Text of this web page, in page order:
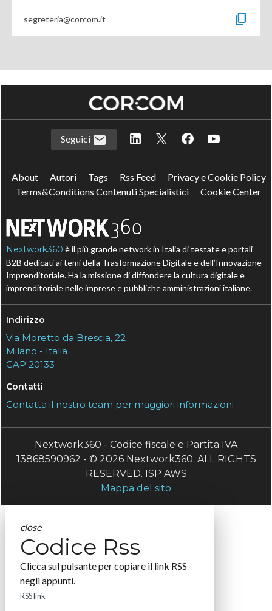
segreteria@corcom.it content_copy
Seguici
About Autori Tags Rss Feed
Privacy e Cookie Policy
Terms&Conditions Contenuti Specialistici
Cookie Center
Nextwork360 è il più grande network in Italia di testate e portali
B2B dedicati ai temi della Trasformazione Digitale e dell’Innovazione
Imprenditoriale. Ha la missione di diffondere la cultura digitale e
imprenditoriale nelle imprese e pubbliche amministrazioni italiane.
Indirizzo
Via Moretto da Brescia, 22
Milano - Italia
CAP 20133
Contatti
Contatta il nostro team per maggiori informazioni
Nextwork360 - Codice fiscale e Partita IVA
13868590962 - © 2026 Nextwork360. ALL RIGHTS
RESERVED. ISP AWS
Mappa del sito
close
Codice Rss
Clicca sul pulsante per copiare il link RSS
negli appunti.
RSS link